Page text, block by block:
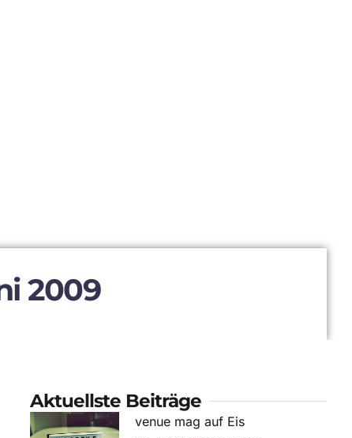
2009
Aktuellste Beiträge
venue mag auf Eis